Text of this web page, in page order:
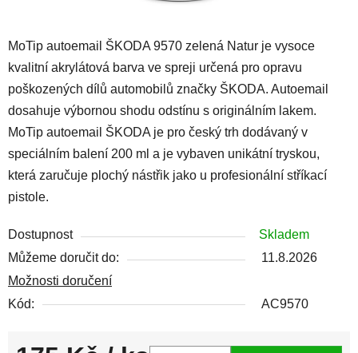
MoTip autoemail ŠKODA 9570 zelená Natur je vysoce
kvalitní akrylátová barva ve spreji určená pro opravu
poškozených dílů automobilů značky ŠKODA. Autoemail
dosahuje výbornou shodu odstínu s originálním lakem.
MoTip autoemail ŠKODA je pro český trh dodávaný v
speciálním balení 200 ml a je vybaven unikátní tryskou,
která zaručuje plochý nástřik jako u profesionální stříkací
pistole.
Dostupnost
Skladem
Můžeme doručit do:
11.8.2026
Možnosti doručení
Kód:
AC9570